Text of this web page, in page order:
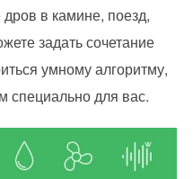
в камине, поезд,
задать сочетание
умному алгоритму,
специально для вас.